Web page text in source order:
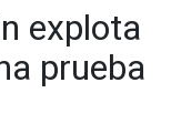
explota
prueba